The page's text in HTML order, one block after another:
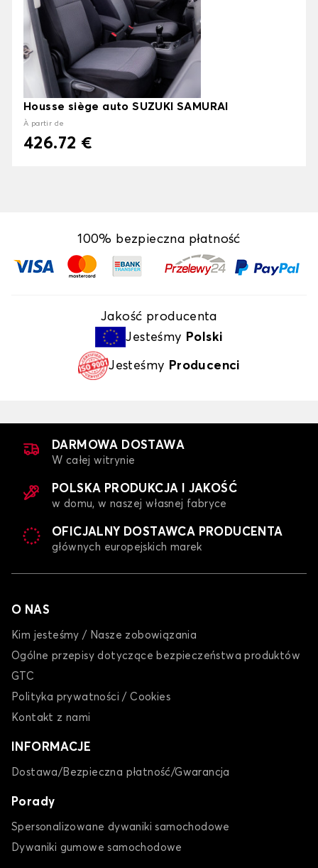
Housse siège auto SUZUKI SAMURAI
À partir de
426.72 €
100% bezpieczna płatność
Jakość producenta
Jesteśmy Polski
Jesteśmy Producenci
DARMOWA DOSTAWA
W całej witrynie
POLSKA PRODUKCJA I JAKOŚĆ
w domu, w naszej własnej fabryce
OFICJALNY DOSTAWCA PRODUCENTA
głównych europejskich marek
O NAS
Kim jesteśmy / Nasze zobowiązania
Ogólne przepisy dotyczące bezpieczeństwa produktów
GTC
Polityka prywatności / Cookies
Kontakt z nami
INFORMACJE
Dostawa/Bezpieczna płatność/Gwarancja
Porady
Spersonalizowane dywaniki samochodowe
Dywaniki gumowe samochodowe